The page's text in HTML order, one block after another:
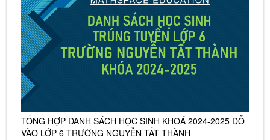
TỔNG HỢP DANH SÁCH HỌC SINH KHOÁ 2024-2025 ĐỖ
VÀO LỚP 6 TRƯỜNG NGUYỄN TẤT THÀNH